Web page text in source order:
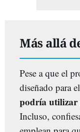
Más allá
Pese a que el
diseñado para
podría utilizar
Incluso,